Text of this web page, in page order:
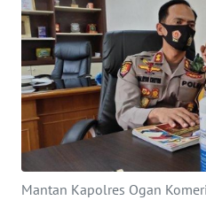
Mantan Kapolres Ogan
SAINS-TEKNO
KESEHATAN
INTERNASIONAL
SERBA-SERBI